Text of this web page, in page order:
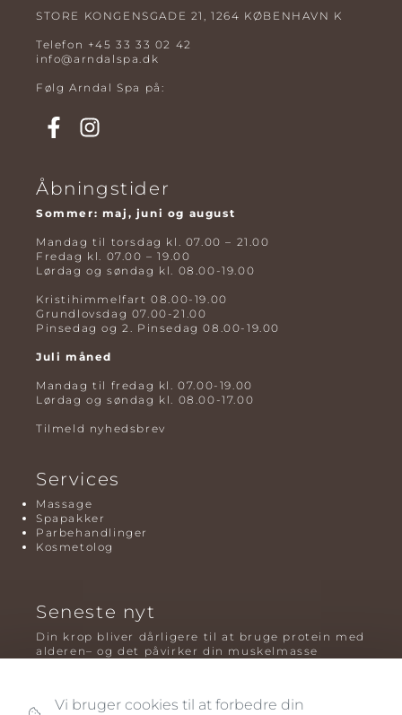
STORE KONGENSGADE 21, 1264 KØBENHAVN K
Telefon +45 33 33 02 42
info@arndalspa.dk
Følg Arndal Spa på:
Åbningstider
Sommer: maj, juni og august
Mandag til torsdag kl. 07.00 – 21.00
Fredag kl. 07.00 – 19.00
Lørdag og søndag kl. 08.00-19.00
Kristihimmelfart 08.00-19.00
Grundlovsdag 07.00-21.00
Pinsedag og 2. Pinsedag 08.00-19.00
Juli måned
Mandag til fredag kl. 07.00-19.00
Lørdag og søndag kl. 08.00-17.00
Tilmeld nyhedsbrev
Services
Massage
Spapakker
Parbehandlinger
Kosmetolog
Seneste nyt
Din krop bliver dårligere til at bruge protein med
alderen– og det påvirker din muskelmasse
Vi bruger cookies til at forbedre din